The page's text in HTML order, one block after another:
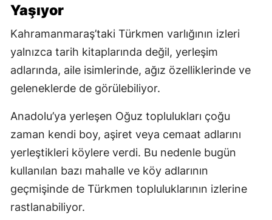
Yaşıyor
Kahramanmaraş’taki Türkmen varlığının izleri
yalnızca tarih kitaplarında değil, yerleşim
adlarında, aile isimlerinde, ağız özelliklerinde ve
geleneklerde de görülebiliyor.
Anadolu’ya yerleşen Oğuz toplulukları çoğu
zaman kendi boy, aşiret veya cemaat adlarını
yerleştikleri köylere verdi. Bu nedenle bugün
kullanılan bazı mahalle ve köy adlarının
geçmişinde de Türkmen topluluklarının izlerine
rastlanabiliyor.